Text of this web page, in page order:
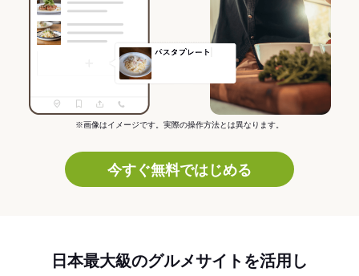
※画像はイメージです。実際の操作方法とは異なります。
今すぐ無料ではじめる
日本最大級のグルメサイトを活用し